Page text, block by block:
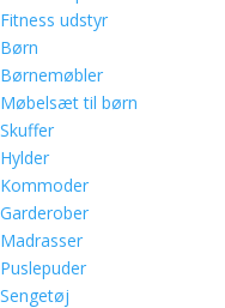
Fitness udstyr
Børn
Børnemøbler
Møbelsæt til børn
Skuffer
Hylder
Kommoder
Garderober
Madrasser
Puslepuder
Sengetøj